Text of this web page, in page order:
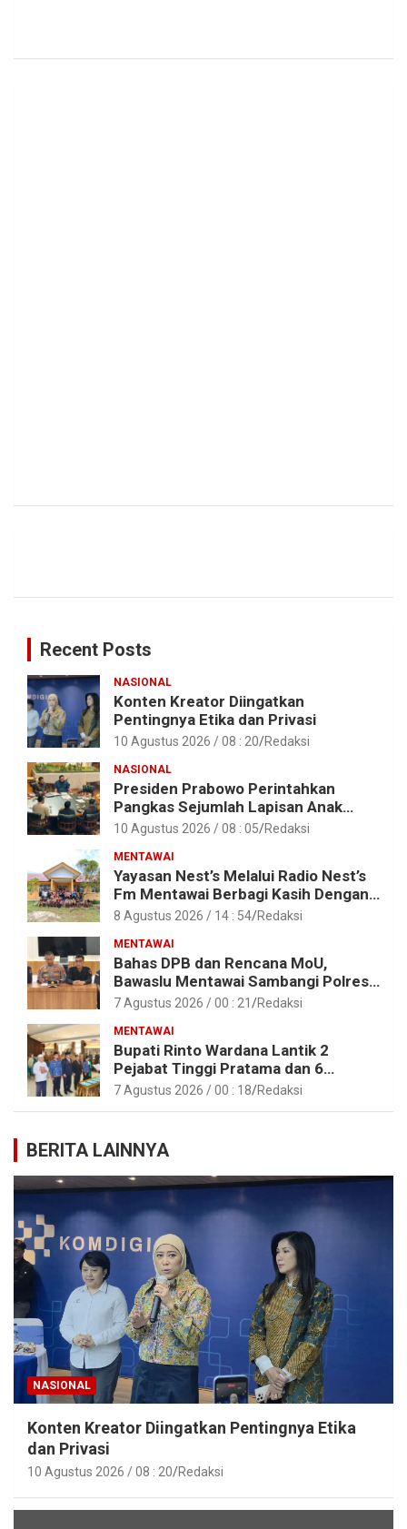
Recent Posts
NASIONAL
Konten Kreator Diingatkan
Pentingnya Etika dan Privasi
10 Agustus 2026 / 08 : 20 Redaksi
NASIONAL
Presiden Prabowo Perintahkan
Pangkas Sejumlah Lapisan Anak
Perusahaan BUMN
10 Agustus 2026 / 08 : 05 Redaksi
MENTAWAI
Yayasan Nest’s Melalui Radio Nest’s
Fm Mentawai Berbagi Kasih Dengan
Anak – Anak Asrama SMAN 2 Sipora
8 Agustus 2026 / 14 : 54 Redaksi
MENTAWAI
Bahas DPB dan Rencana MoU,
Bawaslu Mentawai Sambangi Polres
Mentawai
7 Agustus 2026 / 00 : 21 Redaksi
MENTAWAI
Bupati Rinto Wardana Lantik 2
Pejabat Tinggi Pratama dan 6
Pejabat Fungsional di Lingkungan
7 Agustus 2026 / 00 : 18 Redaksi
BERITA LAINNYA
NASIONAL
Konten Kreator Diingatkan Pentingnya Etika
dan Privasi
10 Agustus 2026 / 08 : 20 Redaksi